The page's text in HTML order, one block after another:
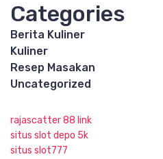
Categories
Berita Kuliner
Kuliner
Resep Masakan
Uncategorized
rajascatter 88 link
situs slot depo 5k
situs slot777